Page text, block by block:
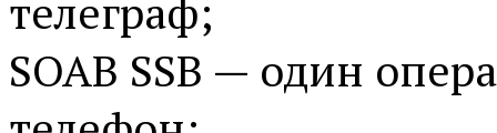
телеграф;
SOAB SSB — один